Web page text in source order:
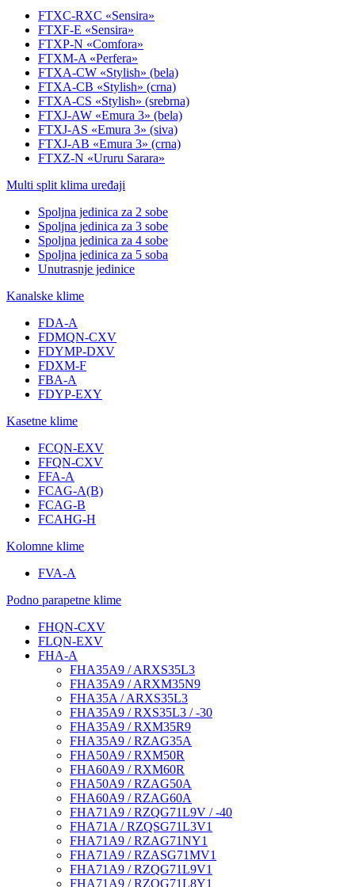
FTXC-RXC «Sensira»
FTXF-E «Sensira»
FTXP-N «Comfora»
FTXM-A «Perfera»
FTXA-CW «Stylish» (bela)
FTXA-CB «Stylish» (crna)
FTXA-CS «Stylish» (srebrna)
FTXJ-AW «Emura 3» (bela)
FTXJ-AS «Emura 3» (siva)
FTXJ-AB «Emura 3» (crna)
FTXZ-N «Ururu Sarara»
Multi split klima uređaji
Spoljna jedinica za 2 sobe
Spoljna jedinica za 3 sobe
Spoljna jedinica za 4 sobe
Spoljna jedinica za 5 soba
Unutrasnje jedinice
Kanalske klime
FDA-A
FDMQN-CXV
FDYMP-DXV
FDXM-F
FBA-A
FDYP-EXY
Kasetne klime
FCQN-EXV
FFQN-CXV
FFA-A
FCAG-A(B)
FCAG-B
FCAHG-H
Kolomne klime
FVA-A
Podno parapetne klime
FHQN-CXV
FLQN-EXV
FHA-A
FHA35A9 / ARXS35L3
FHA35A9 / ARXM35N9
FHA35A / ARXS35L3
FHA35A9 / RXS35L3 / -30
FHA35A9 / RXM35R9
FHA35A9 / RZAG35A
FHA50A9 / RXM50R
FHA60A9 / RXM60R
FHA50A9 / RZAG50A
FHA60A9 / RZAG60A
FHA71A9 / RZQG71L9V / -40
FHA71A / RZQSG71L3V1
FHA71A9 / RZAG71NY1
FHA71A9 / RZASG71MV1
FHA71A9 / RZQG71L9V1
FHA71A9 / RZQG71L8Y1